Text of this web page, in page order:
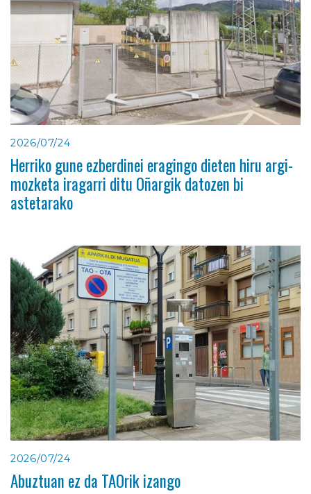
2026/07/24
Herriko gune ezberdinei eragingo dieten hiru argi-
mozketa iragarri ditu Oñargik datozen bi
astetarako
2026/07/24
Abuztuan ez da TAOrik izango